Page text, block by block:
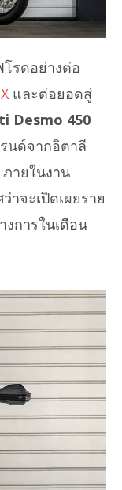
รดอย่างต่อ
และต่อยอดสู่
Desmo 450
นด์จากอิตาลี
ายในงาน
าจะเปิดเผยราย
งการในเดือน